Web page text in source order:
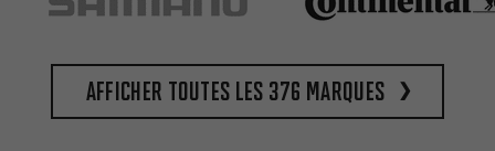
Afficher toutes les 376 marques